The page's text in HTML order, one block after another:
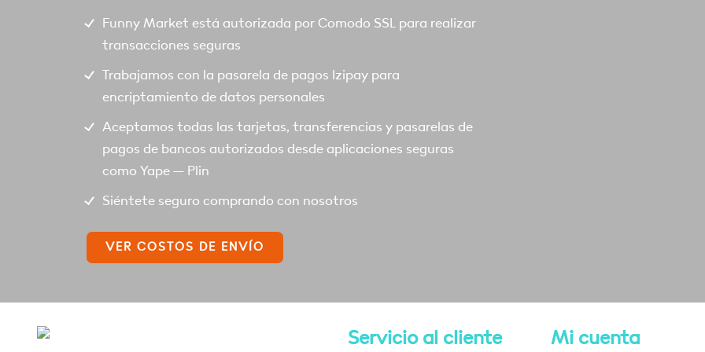
Funny Market está autorizada por Comodo SSL para realizar
transacciones seguras
Trabajamos con la pasarela de pagos Izipay para
encriptamiento de datos personales
Aceptamos todas las tarjetas, transferencias y pasarelas de
pagos de bancos autorizados desde aplicaciones seguras
como Yape – Plin
Siéntete seguro comprando con nosotros
VER COSTOS DE ENVÍO
Servicio al cliente Mi cuenta